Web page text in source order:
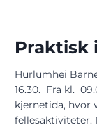
Praktisk
Hurlumhei
16.30. Fra kl.
kjernetida, hvor
fellesaktiviteter.